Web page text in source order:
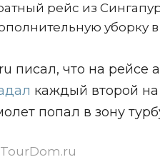
рейс из
уборку в
писал, что на
каждый второй на
попал в зону